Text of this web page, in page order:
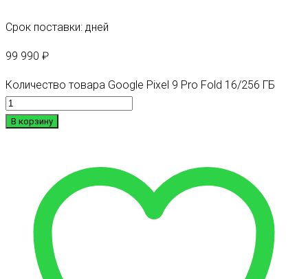
Срок поставки: дней
99 990 ₽
Количество товара Google Pixel 9 Pro Fold 16/256 ГБ
В корзину